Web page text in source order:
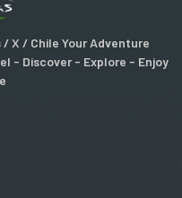
X / Chile Your Adventure
- Discover - Explore - Enjoy